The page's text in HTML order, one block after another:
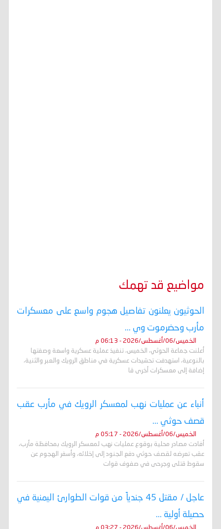
مواضيع قد تهمك
الحوثيون يعلنون تفاصيل هجوم واسع على معسكرات
مأرب وحضرموت وي ...
الخميس/06/أغسطس/2026 - 06:13 م
أعلنت جماعة الحوثي، الخميس، تنفيذ عملية عسكرية واسعة وصفتها
بالنوعية، استهدفت تحشيدات عسكرية في مناطق الرويك والعبر والثنية،
إضافة إلى معسكرات أخرى قا
أنباء عن عمليات نهب لمعسكر الرويك في مأرب عقب
قصف حوثي ...
الخميس/06/أغسطس/2026 - 05:17 م
أفادت مصادر محلية بوقوع عمليات نهب لمعسكر الرويك بمحافظة مأرب،
عقب تعرضه لقصف حوثي دفع الجنود إلى إخلائه، وأسفر الهجوم عن
سقوط قتلى وجرحى في صفوف قوات
عاجل / مقتل 45 جندياً من قوات الطوارئ اليمنية في
حصيلة أولية ...